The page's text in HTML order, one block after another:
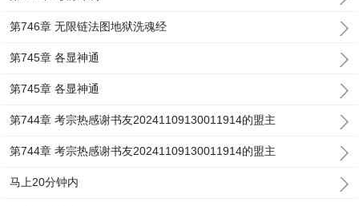
第746章 无限链法图地狱洗魂经
第745章 各显神通
第745章 各显神通
第744章 考宗热感谢书友20241109130011914的盟主
第744章 考宗热感谢书友20241109130011914的盟主
马上20分钟内